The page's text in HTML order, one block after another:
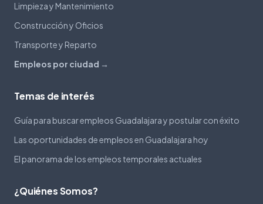
Limpieza y Mantenimiento
Construcción y Oficios
Transporte y Reparto
Empleos por ciudad →
Temas de interés
Guía para buscar empleos Guadalajara y postular con éxito
Las oportunidades de empleos en Guadalajara hoy
El panorama de los empleos temporales actuales
¿Quiénes Somos?